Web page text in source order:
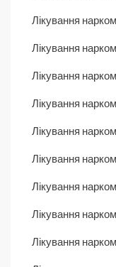
Лікування
Лікування
Лікування
Лікування
Лікування
Лікування
Лікування
Лікування
Лікування